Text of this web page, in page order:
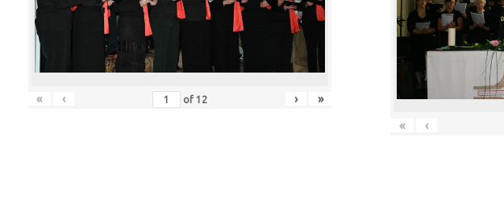
« ‹ of 12 › »
« ‹